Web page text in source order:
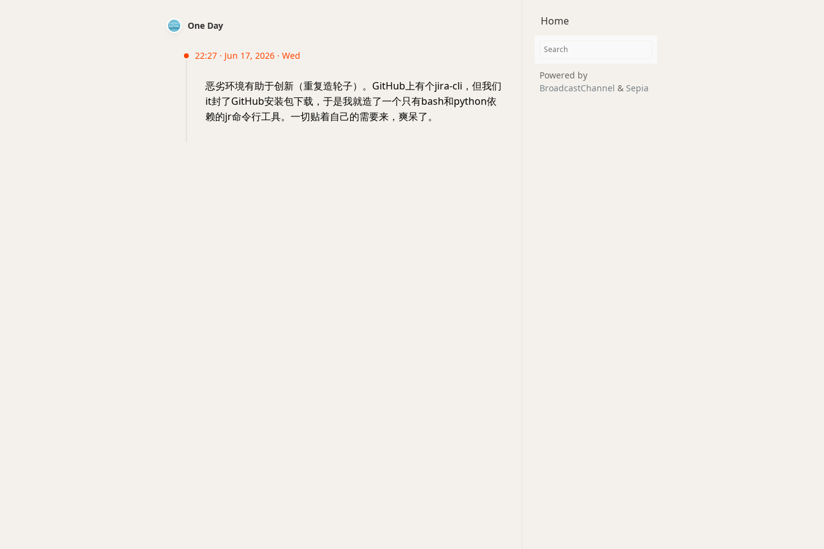
One Day
22:27 · Jun 17, 2026 · Wed
恶劣环境有助于创新（重复造轮子）。GitHub上有个jira-cli，但我们
it封了GitHub安装包下载，于是我就造了一个只有bash和python依
赖的jr命令行工具。一切贴着自己的需要来，爽呆了。
Home
Powered by
BroadcastChannel & Sepia